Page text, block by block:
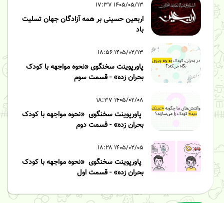
۱۴۰۵/۰۵/۱۳ ۱۷:۳۷
اربعین حسینی بر همه آزادگان جهان تسلیت
باد
۱۴۰۵/۰۲/۱۳ ۱۸:۵۶
پاورپوینت سخنگوی «نحوه مواجهه با کودک
بحران زده» - قسمت سوم
۱۴۰۵/۰۲/۰۸ ۱۸:۳۷
پاورپوینت سخنگوی «نحوه مواجهه با کودک
بحران زده» - قسمت دوم
۱۴۰۵/۰۲/۰۵ ۱۸:۲۸
پاورپوینت سخنگوی «نحوه مواجهه با کودک
بحران زده» - قسمت اول